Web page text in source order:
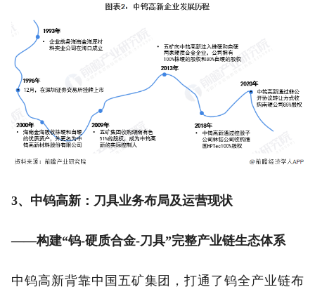
3、中钨高新：刀具业务布局及运营现状
——构建“钨-硬质合金-刀具”完整产业链生态体系
中钨高新背靠中国五矿集团，打通了钨全产业链布